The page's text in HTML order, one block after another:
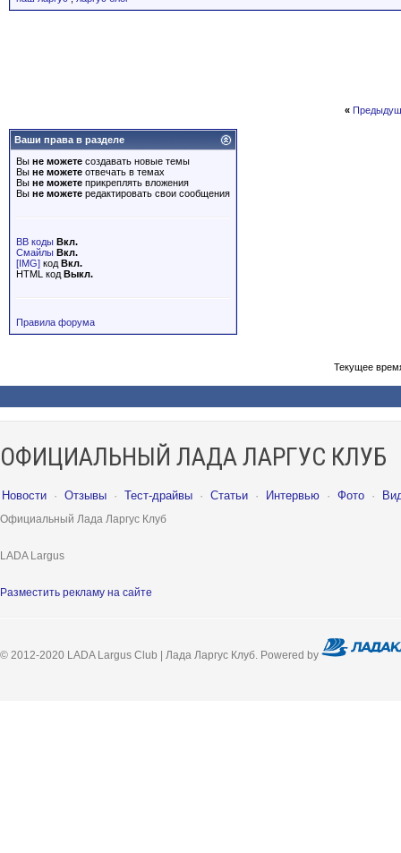
«
Ваши права в разделе
Вы не можете создавать новые темы
Вы не можете отвечать в темах
Вы не можете прикреплять вложения
Вы не можете редактировать свои сообщения
BB коды Вкл.
Смайлы Вкл.
[IMG] код Вкл.
HTML код Выкл.
Правила форума
Текущее
ОФИЦИАЛЬНЫЙ ЛАДА ЛАРГУС КЛУБ
Новости · Отзывы · Тест-драйвы · Статьи · Интервью · Фото ·
Официальный Лада Ларгус Клуб
LADA Largus
Разместить рекламу на сайте
© 2012-2020 LADA Largus Club | Лада Ларгус Клуб. Powered by